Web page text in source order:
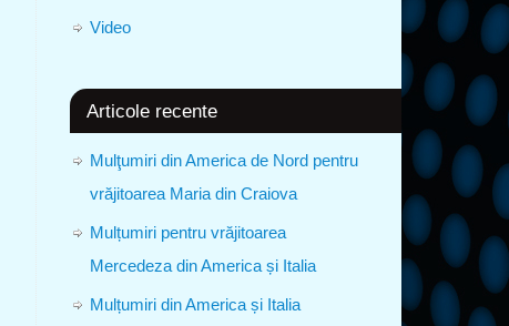
Video
Articole recente
Mulţumiri din America de Nord pentru
vrăjitoarea Maria din Craiova
Mulțumiri pentru vrăjitoarea
Mercedeza din America și Italia
Mulțumiri din America și Italia